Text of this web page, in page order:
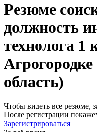
Резюме
должность
технолога 1
область)
Чтобы видеть все резюме,
После регистрации
Зарегистрироваться